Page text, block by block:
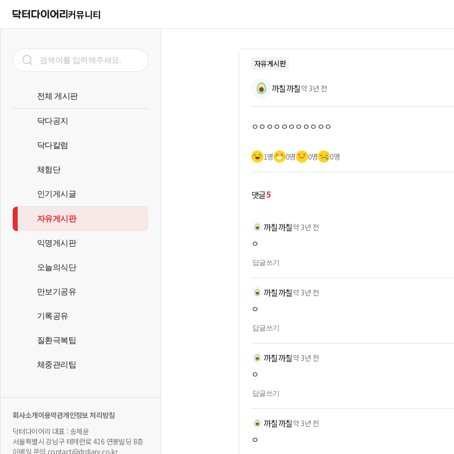
커뮤니티
전체 게시판
닥다공지
닥다칼럼
체험단
인기게시글
자유게시판
익명게시판
오늘의식단
만보기공유
기록공유
질환극복팁
체중관리팁
회사소개이용약관개인정보 처리방침
닥터다이어리 대표 : 송제윤
서울특별시 강남구 테헤란로 416 연봉빌딩 8층
이메일 문의 contact@drdiary.co.kr
자유게시판
까칠까칠약 3년 전
ㅇㅇㅇㅇㅇㅇㅇㅇㅇㅇㅇ
1명 0명 0명 0명
댓글5
까칠까칠약 3년 전
ㅇ
답글쓰기
까칠까칠약 3년 전
ㅇ
답글쓰기
까칠까칠약 3년 전
ㅇ
답글쓰기
까칠까칠약 3년 전
ㅇ